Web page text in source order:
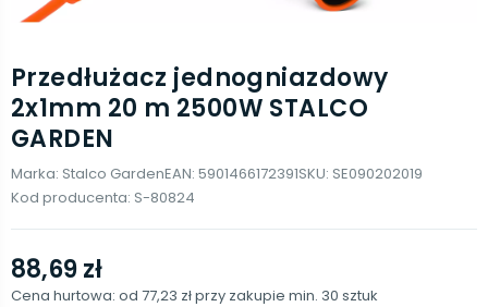
Przedłużacz jednogniazdowy
2x1mm 20 m 2500W STALCO
GARDEN
Marka: Stalco GardenEAN: 5901466172391SKU: SE090202019
Kod producenta: S-80824
88,69 zł
Cena hurtowa: od 77,23 złprzy zakupie min. 30 sztuk